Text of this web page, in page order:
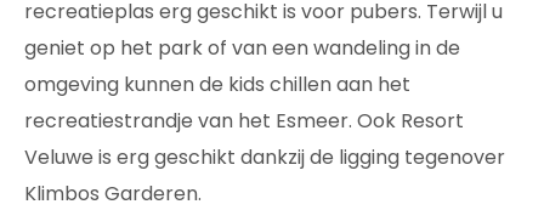
recreatieplas erg geschikt is voor pubers. Terwijl u
geniet op het park of van een wandeling in de
omgeving kunnen de kids chillen aan het
recreatiestrandje van het Esmeer. Ook Resort
Veluwe is erg geschikt dankzij de ligging tegenover
Klimbos Garderen.